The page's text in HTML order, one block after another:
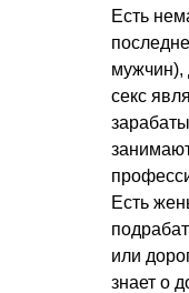
Есть
мужчин),
секс
Есть
или
знает о